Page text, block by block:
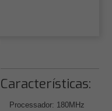
Características:
Processador: 180MHz